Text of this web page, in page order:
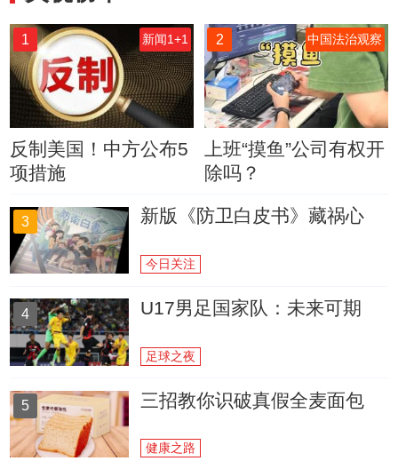
1 新闻1+1
反制美国！中方公布5
项措施
2 中国法治观察
上班“摸鱼”公司有权开
除吗？
3 新版《防卫白皮书》藏祸心
今日关注
4 U17男足国家队：未来可期
足球之夜
5 三招教你识破真假全麦面包
健康之路